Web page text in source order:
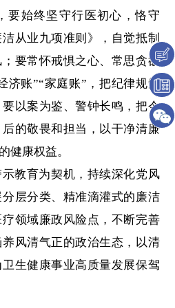
要始终坚守行医初心，恪守
洁从业九项准则》，自觉抵制
要常怀戒惧之心、常思贪欲
济账”“家庭账”，把纪律规矩
以案为鉴、警钟长鸣，把今
的敬畏和担当，以干净清廉
健康权益。
育为契机，持续深化党风
层分类、精准滴灌式的廉洁
领域廉政风险点，不断完善
风清气正的政治生态，以清
生健康事业高质量发展保驾